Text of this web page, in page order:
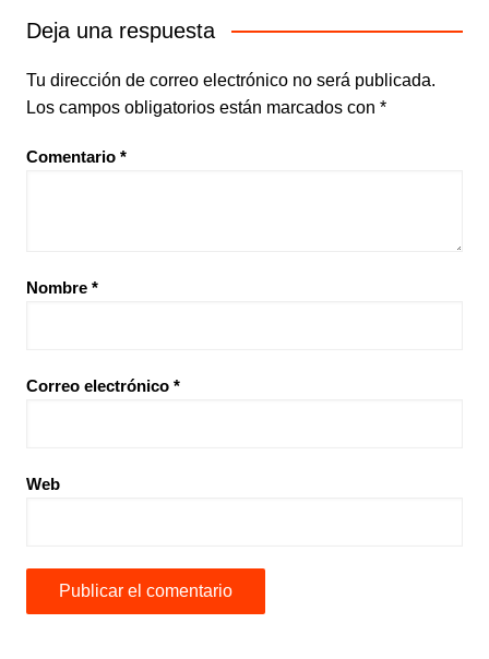
Deja una respuesta
Tu dirección de correo electrónico no será publicada.
Los campos obligatorios están marcados con *
Comentario *
Nombre *
Correo electrónico *
Web